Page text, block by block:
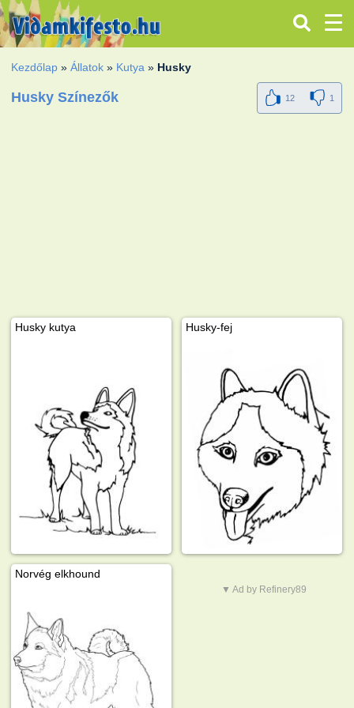
Kezdőlap »Állatok » Kutya » Husky
Husky Színezők 12 1
Husky kutya Husky-fej
Norvég elkhound
▼ Ad by Refinery89